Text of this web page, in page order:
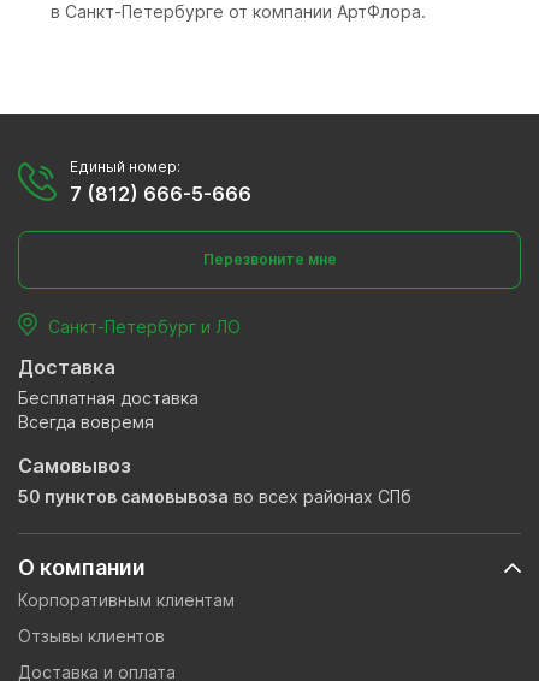
в Санкт-Петербурге от компании АртФлора.
О компании
Корпоративным клиентам
Отзывы клиентов
Доставка и оплата
Единый номер:
7 (812) 666-5-666
Перезвоните мне
Санкт-Петербург и ЛО
Доставка
Бесплатная доставка
Всегда вовремя
Самовывоз
50 пунктов самовывоза во всех районах СПб